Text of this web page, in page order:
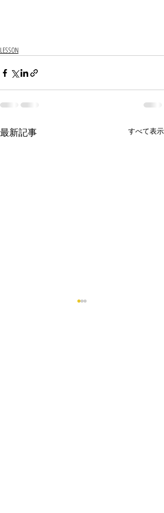
LESSON
最新記事 すべて表示